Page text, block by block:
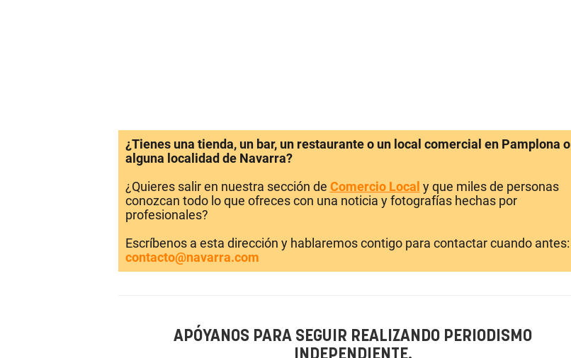
¿Tienes una tienda, un bar, un restaurante o un local comercial en Pamplona o
alguna localidad de Navarra?
¿Quieres salir en nuestra sección de Comercio Local y que miles de personas
conozcan todo lo que ofreces con una noticia y fotografías hechas por
profesionales?
Escríbenos a esta dirección y hablaremos contigo para contactar cuando antes:
contacto@navarra.com
APÓYANOS PARA SEGUIR REALIZANDO PERIODISMO